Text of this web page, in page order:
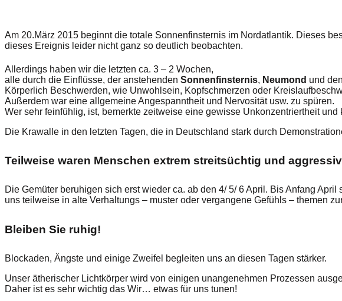
Am 20.März 2015 beginnt die totale Sonnenfinsternis im Nordatlantik. Dieses
dieses Ereignis leider nicht ganz so deutlich beobachten.
Allerdings haben wir die letzten ca. 3 – 2 Wochen,
alle durch die Einflüsse, der anstehenden Sonnenfinsternis, Neumond und
Körperlich Beschwerden, wie Unwohlsein, Kopfschmerzen oder
Außerdem war eine allgemeine Angespanntheit und Nervosität usw. zu spüren.
Wer sehr feinfühlig, ist, bemerkte zeitweise eine gewisse Unkonzentriertheit
Die Krawalle in den letzten Tagen, die in Deutschland stark durch
Teilweise waren Menschen extrem streitsüchtig und
Die Gemüter beruhigen sich erst wieder ca. ab den 4/ 5/ 6 April. Bis Anfang
uns teilweise in alte Verhaltungs – muster oder vergangene Gefühls – themen
Bleiben Sie ruhig!
Blockaden, Ängste und einige Zweifel begleiten uns an diesen Tagen stärker.
Unser ätherischer Lichtkörper wird von einigen unangenehmen Prozessen
Daher ist es sehr wichtig das Wir… etwas für uns tunen!